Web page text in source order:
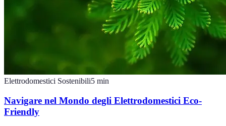
Elettrodomestici Sostenibili5 min
Navigare nel Mondo degli Elettrodomestici Eco-
Friendly